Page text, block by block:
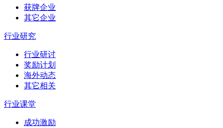
获牌企业
其它企业
行业研究
行业研讨
奖励计划
海外动态
其它相关
行业课堂
成功激励